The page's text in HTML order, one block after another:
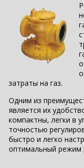
затраты на газ.
Одним из
является их
компактны, легки в
точностью
быстро и легко
оптимальный режим